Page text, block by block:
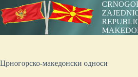
to
content
Црногорско-македонски односи